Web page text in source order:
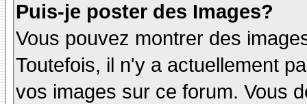
Puis-je poster des Images?
Vous pouvez montrer des
Toutefois, il n'y a actuellement
vos images sur ce forum. Vous